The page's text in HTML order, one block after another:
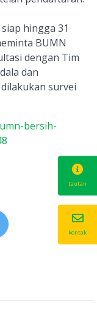
hingga 31
BUMN
dengan Tim
dan
survei
bersih-
tautan
kontak